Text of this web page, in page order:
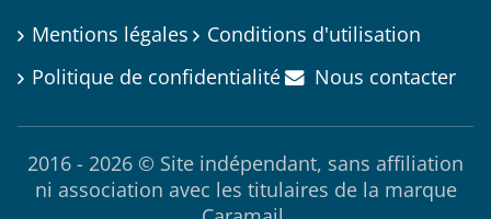
Mentions légales
Conditions d'utilisation
Politique de confidentialité
Nous contacter
2016 - 2026 © Site indépendant, sans affiliation
ni association avec les titulaires de la marque